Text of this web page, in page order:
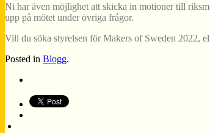
Ni har även möjlighet att skicka in motioner till
upp på mötet under övriga frågor.
Vill du söka styrelsen för Makers of Sweden 2022,
Posted in Blogg.